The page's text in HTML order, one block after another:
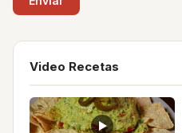
Video Recetas